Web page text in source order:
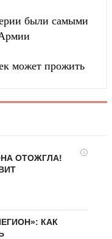
были самыми
может прожить
i
ОТОЖГЛА!
КАК